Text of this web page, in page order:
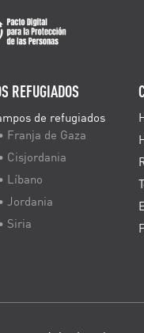
REFUGIADOS
de refugiados
Franja de Gaza
Cisjordania
Líbano
Jordania
Siria